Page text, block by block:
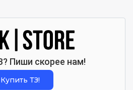
Пиши скорее нам!
Купить ТЗ!